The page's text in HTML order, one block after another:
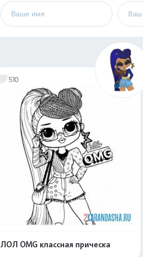
510
ЛОЛ OMG классная прическа